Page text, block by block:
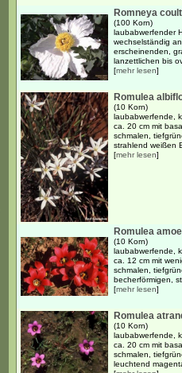
Romneya
(100 Korn)
laubabwerfender
wechselständig
erscheinenden,
lanzettlichen bis
[mehr lesen]
Romulea
(10 Korn)
laubabwerfende,
ca. 20 cm mit
schmalen,
strahlend weißen
[mehr lesen]
Romulea
(10 Korn)
laubabwerfende,
ca. 12 cm mit
schmalen,
becherförmigen,
[mehr lesen]
Romulea
(10 Korn)
laubabwerfende,
ca. 20 cm mit
schmalen,
leuchtend